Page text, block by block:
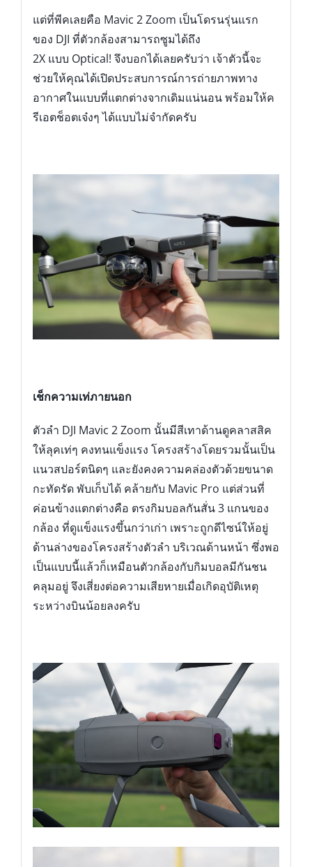
แต่ที่พีคเลยคือ Mavic 2 Zoom เป็นโดรนรุ่นแรก
ของ DJI ที่ตัวกล้องสามารถซูมได้ถึง
2X แบบ Optical! จึงบอกได้เลยครับว่า เจ้าตัวนี้จะ
ช่วยให้คุณได้เปิดประสบการณ์การถ่ายภาพทาง
อากาศในแบบที่แตกต่างจากเดิมแน่นอน พร้อมให้ค
รีเอตช็อตเจ๋งๆ ได้แบบไม่จำกัดครับ
เช็กความเท่ภายนอก
ตัวลำ DJI Mavic 2 Zoom นั้นมีสีเทาด้านดูคลาสสิค
ให้ลุคเท่ๆ คงทนแข็งแรง โครงสร้างโดยรวมนั้นเป็น
แนวสปอร์ตนิดๆ และยังคงความคล่องตัวด้วยขนาด
กะทัดรัด พับเก็บได้ คล้ายกับ Mavic Pro แต่ส่วนที่
ค่อนข้างแตกต่างคือ ตรงกิมบอลกันสั่น 3 แกนของ
กล้อง ที่ดูแข็งแรงขึ้นกว่าเก่า เพราะถูกดีไซน์ให้อยู่
ด้านล่างของโครงสร้างตัวลำ บริเวณด้านหน้า ซึ่งพอ
เป็นแบบนี้แล้วก็เหมือนตัวกล้องกับกิมบอลมีกันชน
คลุมอยู่ จึงเสี่ยงต่อความเสียหายเมื่อเกิดอุบัติเหตุ
ระหว่างบินน้อยลงครับ